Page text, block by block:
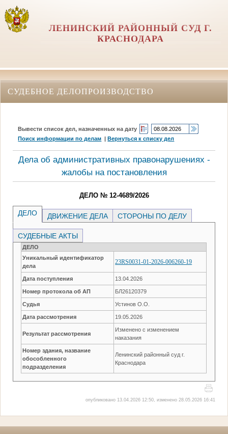
ЛЕНИНСКИЙ РАЙОННЫЙ СУД Г.
КРАСНОДАРА
СУДЕБНОЕ ДЕЛОПРОИЗВОДСТВО
Вывести список дел, назначенных на дату
Поиск информации по делам |Вернуться к списку дел
Дела об административных правонарушениях -
жалобы на постановления
ДЕЛО № 12-4689/2026
ДЕЛО ДВИЖЕНИЕ ДЕЛА СТОРОНЫ ПО ДЕЛУ
СУДЕБНЫЕ АКТЫ
ДЕЛО
Уникальный идентификатор
дела
23RS0031-01-2026-006260-19
Дата поступления 13.04.2026
Номер протокола об АП БЛ26120379
Судья Устинов О.О.
Дата рассмотрения 19.05.2026
Результат рассмотрения
Изменено с изменением
наказания
Номер здания, название
обособленного
подразделения
Ленинский районный суд г.
Краснодара
опубликовано 13.04.2026 12:50, изменено 28.05.2026 16:41